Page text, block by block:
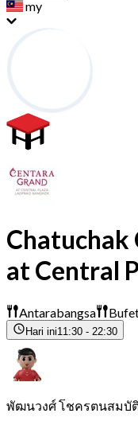
my
Chatuchak
at Central
Antarabangsa
Hari ini11:30 - 22:30
พัฒนวงศ์ โชครตนสมบั